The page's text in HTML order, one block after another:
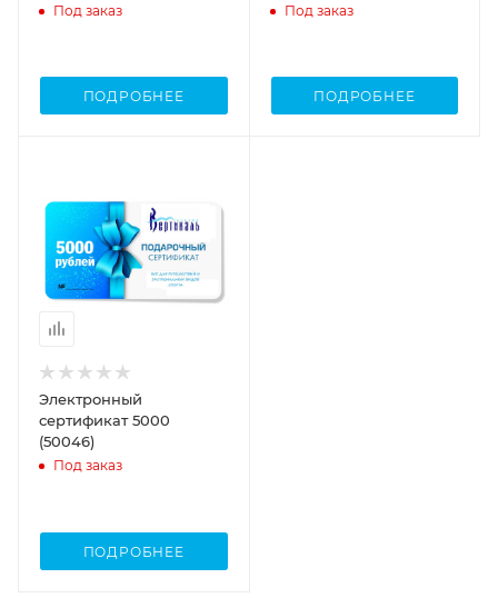
Под заказ
ПОДРОБНЕЕ
Под заказ
ПОДРОБНЕЕ
Электронный
сертификат 5000
(50046)
Под заказ
ПОДРОБНЕЕ